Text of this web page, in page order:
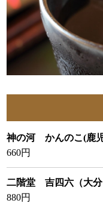
神の河 かんのこ(鹿
660円
二階堂 吉四六（大分
880円